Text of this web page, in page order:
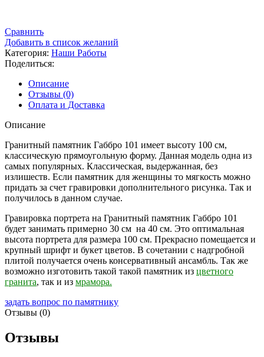
Сравнить
Добавить в список желаний
Категория: Наши Работы
Поделиться:
Описание
Отзывы (0)
Оплата и Доставка
Описание
Гранитный памятник Габбро 101 имеет высоту 100 см,
классическую прямоугольную форму. Данная модель одна из
самых популярных. Классическая, выдержанная, без
излишеств. Если памятник для женщины то мягкость можно
придать за счет гравировки дополнительного рисунка. Так и
получилось в данном случае.
Гравировка портрета на Гранитный памятник Габбро 101
будет занимать примерно 30 см на 40 см. Это оптимальная
высота портрета для размера 100 см. Прекрасно помещается и
крупный шрифт и букет цветов. В сочетании с надгробной
плитой получается очень консервативный ансамбль. Так же
возможно изготовить такой такой памятник из цветного
гранита, так и из мрамора.
задать вопрос по памятнику
Отзывы (0)
Отзывы